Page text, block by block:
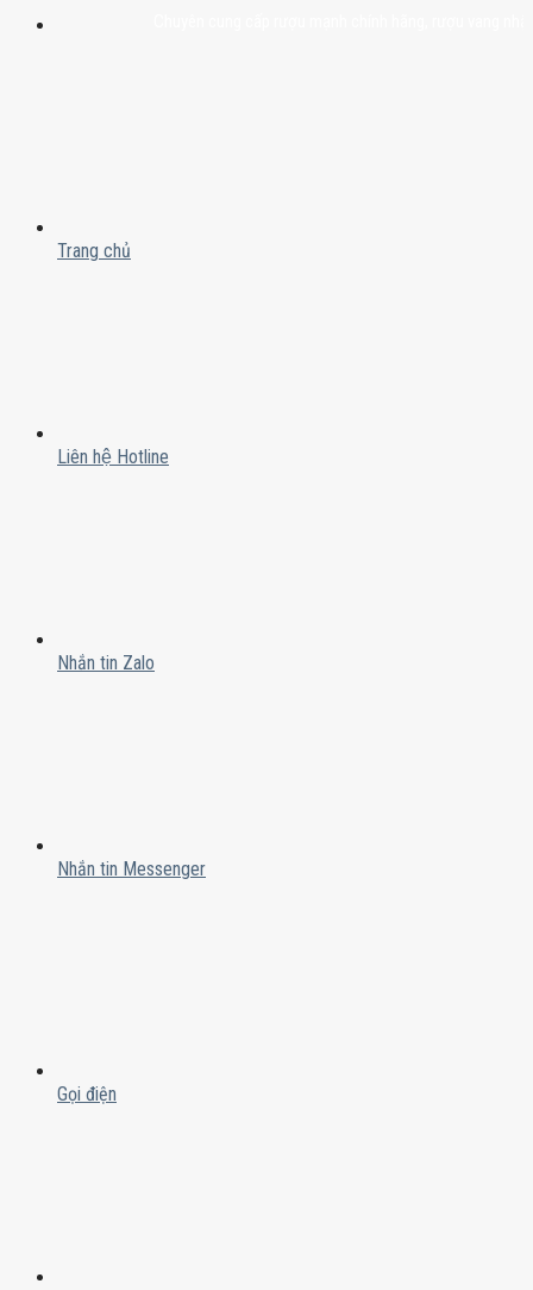
Trang chủ
Liên hệ Hotline
Nhắn tin Zalo
Nhắn tin Messenger
Gọi điện